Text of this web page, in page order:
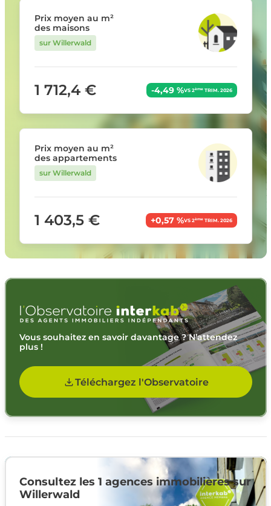
Prix moyen au m²
des maisons
sur Willerwald
1 712,4 € -4,49 %VS 2èmeTRIM. 2026
Prix moyen au m²
des appartements
sur Willerwald
1 403,5 € +0,57 %VS 2èmeTRIM. 2026
Vous souhaitez en savoir davantage ? N’attendez
plus !
Téléchargez l'Observatoire
Consultez les 1 agences immobilières sur
Willerwald